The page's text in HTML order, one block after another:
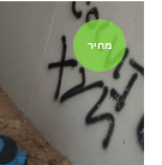
מחיר